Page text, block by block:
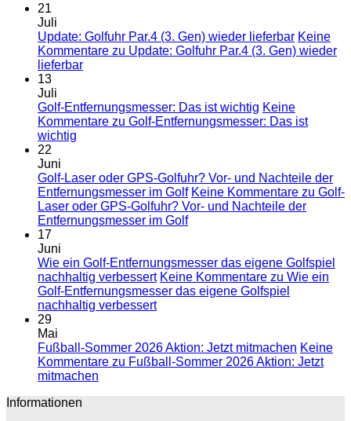
21
Juli
Update: Golfuhr Par.4 (3. Gen) wieder lieferbar Keine
Kommentare zu Update: Golfuhr Par.4 (3. Gen) wieder
lieferbar
13
Juli
Golf-Entfernungsmesser: Das ist wichtig Keine
Kommentare zu Golf-Entfernungsmesser: Das ist
wichtig
22
Juni
Golf-Laser oder GPS-Golfuhr? Vor- und Nachteile der
Entfernungsmesser im Golf Keine Kommentare zu Golf-
Laser oder GPS-Golfuhr? Vor- und Nachteile der
Entfernungsmesser im Golf
17
Juni
Wie ein Golf-Entfernungsmesser das eigene Golfspiel
nachhaltig verbessert Keine Kommentare zu Wie ein
Golf-Entfernungsmesser das eigene Golfspiel
nachhaltig verbessert
29
Mai
Fußball-Sommer 2026 Aktion: Jetzt mitmachen Keine
Kommentare zu Fußball-Sommer 2026 Aktion: Jetzt
mitmachen
Informationen